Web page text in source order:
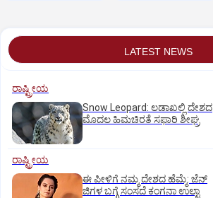
LATEST NEWS
ರಾಷ್ಟ್ರೀಯ
Snow Leopard: ಲಡಾಖಲ್ಲಿ ದೇಶದ
ಮೊದಲ ಹಿಮಚಿರತೆ ಸಫಾರಿ ಶೀಘ್ರ
ರಾಷ್ಟ್ರೀಯ
ಈ ಪೀಳಿಗೆ ನಮ್ಮ ದೇಶದ ಹೆಮ್ಮೆ: ಜೆನ್‌
ಜಿಗಳ ಬಗ್ಗೆ ಸಂಸದೆ ಕಂಗನಾ ಉಲ್ಟಾ